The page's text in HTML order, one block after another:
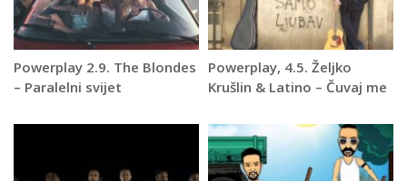
Powerplay 2.9. The Blondes
– Paralelni svijet
Powerplay, 4.5. Željko
Krušlin & Latino – Čuvaj me